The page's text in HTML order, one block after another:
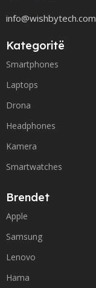
info@wishbytech.com
Kategoritë
Smartphones
Laptops
Drona
Headphones
Kamera
Smartwatches
Brendet
Apple
Samsung
Lenovo
Hama